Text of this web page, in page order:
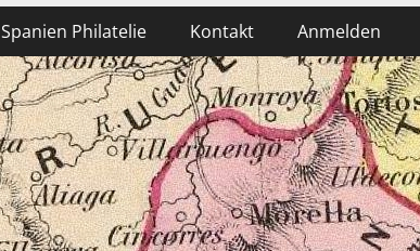
Spanien Philatelie Kontakt Anmelden